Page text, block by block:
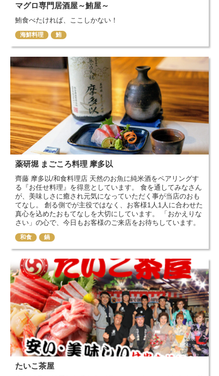
マグロ専門居酒屋～鮪屋～
鮪食べたければ、ここしかない！
海鮮料理 鮪
薬研堀 まごころ料理 摩多以
齊藤 摩多以/和食料理店 天然のお魚に純米酒をペアリングす
る『お任せ料理』を得意としています。 食を通してみなさん
が、美味しさに癒され元気になっていただく事が当店のおも
てなし。 創る側でが主役ではなく、お客様1人1人に合わせた
真心を込めたおもてなしを大切にしています。 「おかえりな
さい」の心で、今日もお客様のご来店をお待ちしています。
和食 鍋
たいこ茶屋